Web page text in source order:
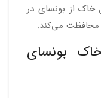
خاک از بونسای در
می‌کند.
خاک بونسای